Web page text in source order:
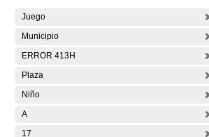
Juego
Municipio
ERROR 413H
Plaza
Niño
A
17